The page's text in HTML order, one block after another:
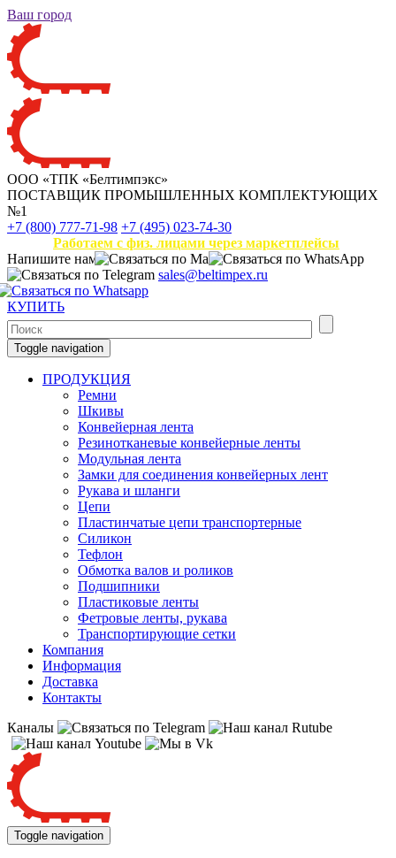
Ваш город
ООО «ТПК «Белтимпэкс»
ПОСТАВЩИК ПРОМЫШЛЕННЫХ КОМПЛЕКТУЮЩИХ
№1
+7 (800) 777-71-98 +7 (495) 023-74-30
Работаем с физ. лицами через маркетплейсы
Напишите нам
sales@beltimpex.ru
КУПИТЬ
Toggle navigation
ПРОДУКЦИЯ
Ремни
Шкивы
Конвейерная лента
Резинотканевые конвейерные ленты
Модульная лента
Замки для соединения конвейерных лент
Рукава и шланги
Цепи
Пластинчатые цепи транспортерные
Силикон
Тефлон
Обмотка валов и роликов
Подшипники
Пластиковые ленты
Фетровые ленты, рукава
Транспортирующие сетки
Компания
Информация
Доставка
Контакты
Каналы
Toggle navigation